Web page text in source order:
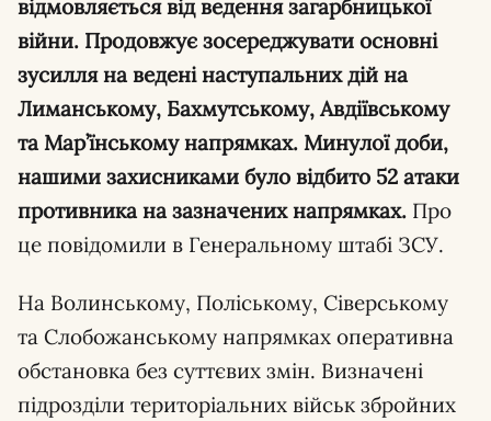
відмовляється від ведення загарбницької
війни. Продовжує зосереджувати основні
зусилля на ведені наступальних дій на
Лиманському, Бахмутському, Авдіївському
та Мар’їнському напрямках. Минулої доби,
нашими захисниками було відбито 52 атаки
противника на зазначених напрямках. Про
це повідомили в Генеральному штабі ЗСУ.
На Волинському, Поліському, Сіверському
та Слобожанському напрямках оперативна
обстановка без суттєвих змін. Визначені
підрозділи територіальних військ збройних